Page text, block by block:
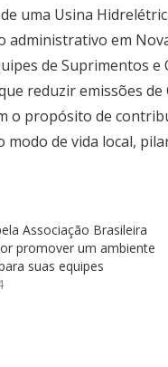
uma Usina
administrativo em
de Suprimentos
reduzir emissões
o propósito de
de vida local,
Associação Brasileira
promover um ambiente
suas equipes